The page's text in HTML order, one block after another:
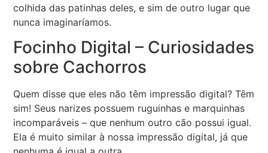
colhida das patinhas deles, e sim de outro lugar que
nunca imaginaríamos.
Focinho Digital – Curiosidades
sobre Cachorros
Quem disse que eles não têm impressão digital? Têm
sim! Seus narizes possuem ruguinhas e marquinhas
incomparáveis – que nenhum outro cão possui igual.
Ela é muito similar à nossa impressão digital, já que